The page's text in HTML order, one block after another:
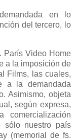
en lo
del tercero, lo
París Video Home
a la imposición de
Films, las cuales,
a la demandada
Asimismo, objeta
según expresa,
sólo nuestro país
(memorial de fs.